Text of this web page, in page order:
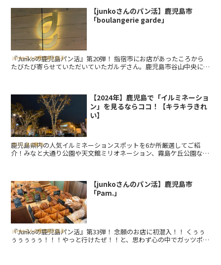
junkoさんの鹿児島を巡る美味しい旅
【junkoさんのパン活】鹿児島市
「boulangerie garde」
『Junkoの鹿児島パン活』第20弾！ 指宿市にお店があったころから
たびたび寄らせていただいていたガルデさん。鹿児島市谷山中央に移
かごしまの観光
【2024年】鹿児島で「イルミネーショ
ン」を見るならココ！【キラキラきれ
い】
鹿児島県内の人気イルミネーションスポットを6か所厳選してご紹
介！みなと大通り公園や天文館ミリオネーション、霧島ケ丘公園な
junkoさんの鹿児島を巡る美味しい旅
【junkoさんのパン活】鹿児島市
「Pam.」
『Junkoの鹿児島パン活』第33弾！ 念願のお店に初潜入！！ くぅぅ
ぅぅぅぅぅ！！！やっと行けたぜ！！と、思わず心の中でガッツポー